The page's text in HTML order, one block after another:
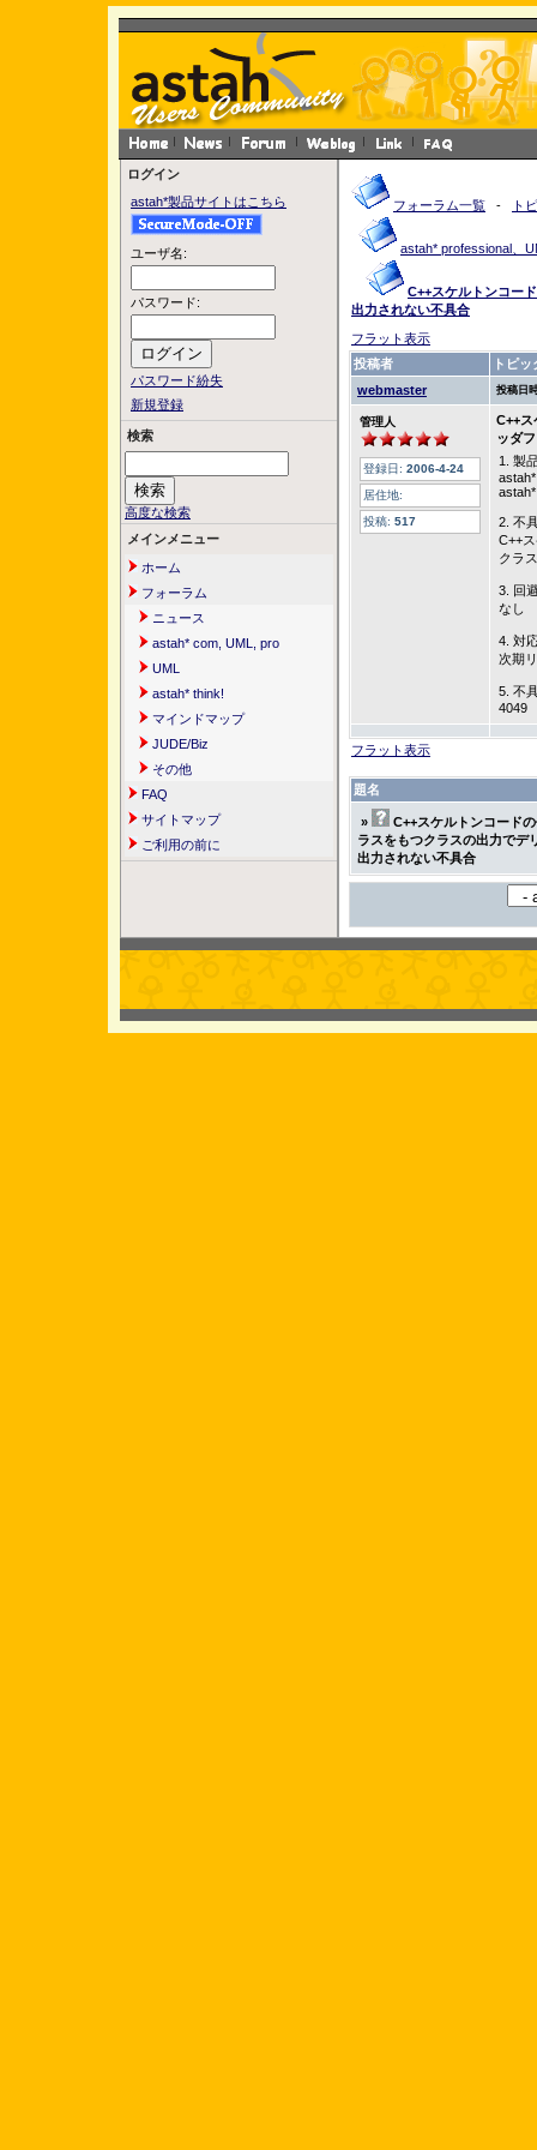
ログイン
astah*製品サイトはこちら
ユーザ名:
パスワード:
パスワード紛失
新規登録
検索
高度な検索
メインメニュー
ホーム
フォーラム
ニュース
astah* com, UML, pro
UML
astah* think!
マインドマップ
JUDE/Biz
その他
FAQ
サイトマップ
ご利用の前に
フォーラム一覧 - ト
astah* professional、
C++スケルトンコー
出力されない不具合
フラット表示
投稿者
トピッ
webmaster
投稿日
管理人
登録日: 2006-4-24
居住地:
投稿: 517
C++ス
ッダ
1. 製
2. 不
C++
クラ
3. 回
なし
4. 対
次期
5. 不
4049
フラット表示
題名
»
C++スケルトンコード
ラスをもつクラスの出力でデ
出力されない不具合